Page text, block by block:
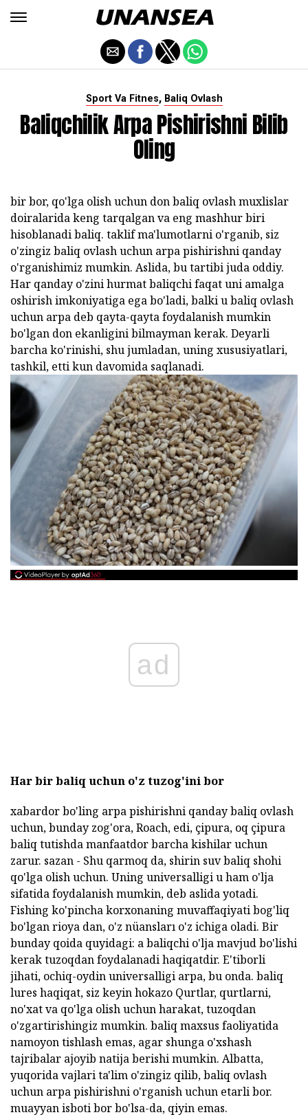
Sport Va Fitnes, Baliq Ovlash
Baliqchilik Arpa Pishirishni Bilib
Oling
bir bor, qo'lga olish uchun don baliq ovlash muxlislar
doiralarida keng tarqalgan va eng mashhur biri
hisoblanadi baliq. taklif ma'lumotlarni o'rganib, siz
o'zingiz baliq ovlash uchun arpa pishirishni qanday
o'rganishimiz mumkin. Aslida, bu tartibi juda oddiy.
Har qanday o'zini hurmat baliqchi faqat uni amalga
oshirish imkoniyatiga ega bo'ladi, balki u baliq ovlash
uchun arpa deb qayta-qayta foydalanish mumkin
bo'lgan don ekanligini bilmayman kerak. Deyarli
barcha ko'rinishi, shu jumladan, uning xususiyatlari,
tashkil, etti kun davomida saqlanadi.
ad
Har bir baliq uchun o'z tuzog'ini bor
xabardor bo'ling arpa pishirishni qanday baliq ovlash
uchun, bunday zog'ora, Roach, edi, çipura, oq çipura
baliq tutishda manfaatdor barcha kishilar uchun
zarur. sazan - Shu qarmoq da, shirin suv baliq shohi
qo'lga olish uchun. Uning universalligi u ham o'lja
sifatida foydalanish mumkin, deb aslida yotadi.
Fishing ko'pincha korxonaning muvaffaqiyati bog'liq
bo'lgan rioya dan, o'z nüansları o'z ichiga oladi. Bir
bunday qoida quyidagi: a baliqchi o'lja mavjud bo'lishi
kerak tuzoqdan foydalanadi haqiqatdir. E'tiborli
jihati, ochiq-oydin universalligi arpa, bu onda. baliq
lures haqiqat, siz keyin hokazo Qurtlar, qurtlarni,
no'xat va qo'lga olish uchun harakat, tuzoqdan
o'zgartirishingiz mumkin. baliq maxsus faoliyatida
namoyon tishlash emas, agar shunga o'xshash
tajribalar ajoyib natija berishi mumkin. Albatta,
yuqorida vajlari ta'lim o'zingiz qilib, baliq ovlash
uchun arpa pishirishni o'rganish uchun etarli bor.
muayyan isboti bor bo'lsa-da, qiyin emas.